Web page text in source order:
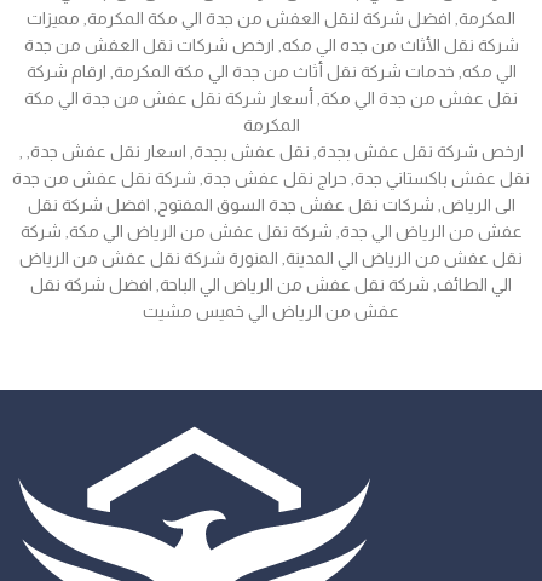
المكرمة, افضل شركة لنقل العفش من جدة الي مكة المكرمة, مميزات
شركة نقل الأثاث من جده الي مكه, ارخص شركات نقل العفش من جدة
الي مكه, خدمات شركة نقل أثاث من جدة الي مكة المكرمة, ارقام شركة
نقل عفش من جدة الي مكة, أسعار شركة نقل عفش من جدة الي مكة
المكرمة
نقل عفش باكستاني جدة, حراج نقل عفش جدة, شركة نقل عفش من جدة
الى الرياض, شركات نقل عفش جدة السوق المفتوح, افضل شركة نقل
عفش من الرياض الي جدة, شركة نقل عفش من الرياض الي مكة, شركة
نقل عفش من الرياض الي المدينة, المنورة شركة نقل عفش من الرياض
الي الطائف, شركة نقل عفش من الرياض الي الباحة, افضل شركة نقل
عفش من الرياض الي خميس مشيت